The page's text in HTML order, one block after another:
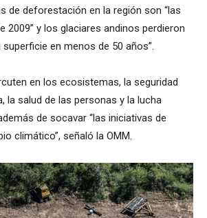
de deforestación en la región son “las
2009” y los glaciares andinos perdieron
superficie en menos de 50 años”.
en los ecosistemas, la seguridad
la salud de las personas y la lucha
de socavar “las iniciativas de
climático”, señaló la OMM.